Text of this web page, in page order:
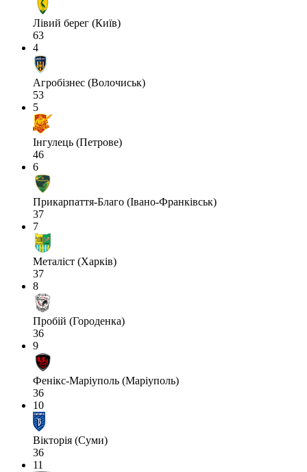
Лівий берег (Київ)
63
4
Агробізнес (Волочиськ)
53
5
Інгулець (Петрове)
46
6
Прикарпаття-Благо (Івано-Франківськ)
37
7
Металіст (Харків)
37
8
Пробій (Городенка)
36
9
Фенікс-Маріуполь (Маріуполь)
36
10
Вікторія (Суми)
36
11